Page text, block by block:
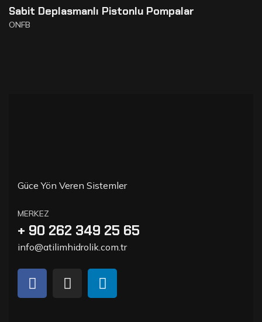
Sabit Deplasmanlı Pistonlu Pompalar
ONFB
Güce Yön Veren Sistemler
MERKEZ
+ 90 262 349 25 65
info@atilimhidrolik.com.tr